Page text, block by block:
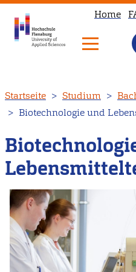
zum
Inhalt
Home
Startseite Studium
Biotechnologie und